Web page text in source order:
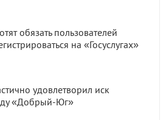
обязать пользователей
на «Госуслугах»
удовлетворил иск
«Добрый-Юг»